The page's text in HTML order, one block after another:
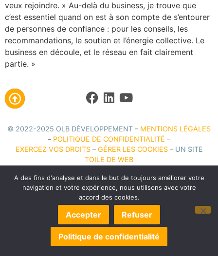
veux rejoindre. » Au-delà du business, je trouve que
c’est essentiel quand on est à son compte de s’entourer
de personnes de confiance : pour les conseils, les
recommandations, le soutien et l’énergie collective. Le
business en découle, et le réseau en fait clairement
partie. »
© 2022-2025 OLB DÉVELOPPEMENT – MENTIONS LÉGALES
– POLITIQUE DE CONFIDENTIALITÉ –
EXERCEZ VOS DROITS– GÉRER LES COOKIES– UN SITE
TOILE DE WEB
A des fins d'analyse et dans le but de toujours améliorer votre
navigation et votre expérience, nous utilisons avec votre
accord des cookies.
Accepter Refuser
Politique de confidentialité